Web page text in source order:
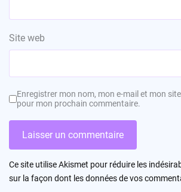
Site web
Enregistrer mon nom, mon e-mail et mon
pour mon prochain commentaire.
Ce site utilise Akismet pour réduire les
sur la façon dont les données de vos